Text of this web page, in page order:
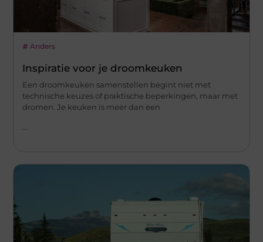
Anders
Inspiratie voor je droomkeuken
Een droomkeuken samenstellen begint niet met
technische keuzes of praktische beperkingen, maar met
dromen. Je keuken is meer dan een